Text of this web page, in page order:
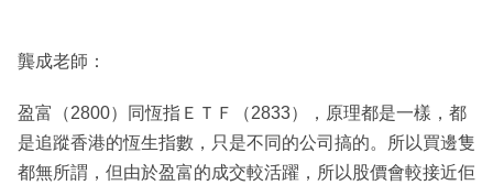
龔成老師：
盈富（2800）同恆指ＥＴＦ（2833），原理都是一樣，都
是追蹤香港的恆生指數，只是不同的公司搞的。所以買邊隻
都無所謂，但由於盈富的成交較活躍，所以股價會較接近佢